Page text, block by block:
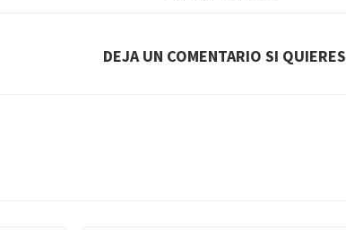
DEJA UN COMENTARIO SI QUIERES